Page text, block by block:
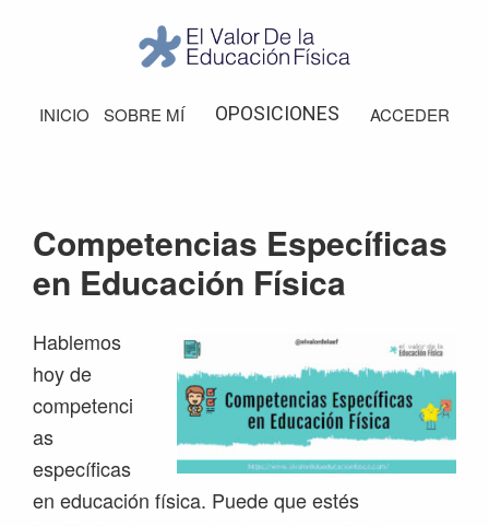
navegación
principal
barra
Valor
de
INICIO SOBRE MÍ OPOSICIONES ACCEDER
Competencias Específicas
en Educación Física
Hablemos
hoy de
competenci
as
específicas
en educación física. Puede que estés